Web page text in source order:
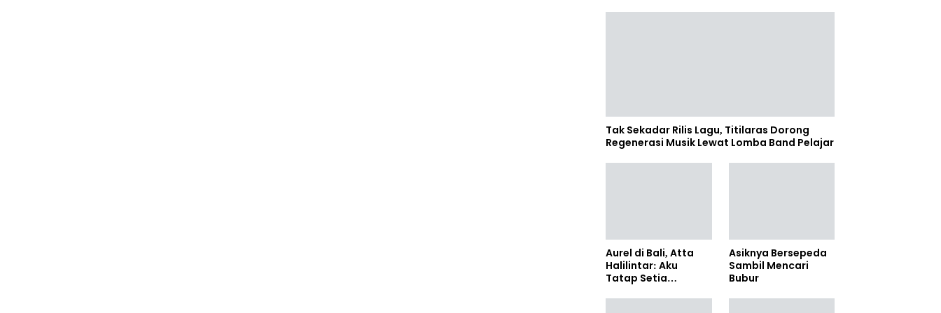
Tak Sekadar Rilis Lagu, Titilaras Dorong
Regenerasi Musik Lewat Lomba Band Pelajar
Aurel di Bali, Atta
Halilintar: Aku
Tatap Setia
Asiknya Bersepeda
Sambil Mencari
Bubur